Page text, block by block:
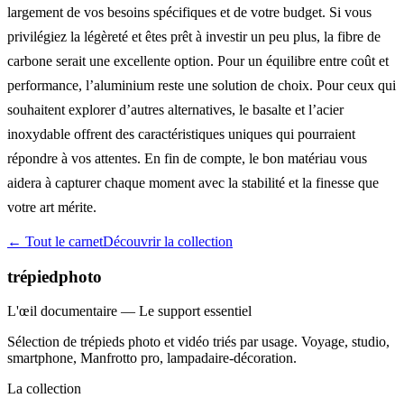
largement de vos besoins spécifiques et de votre budget. Si vous
privilégiez la légèreté et êtes prêt à investir un peu plus, la fibre de
carbone serait une excellente option. Pour un équilibre entre coût et
performance, l’aluminium reste une solution de choix. Pour ceux qui
souhaitent explorer d’autres alternatives, le basalte et l’acier
inoxydable offrent des caractéristiques uniques qui pourraient
répondre à vos attentes. En fin de compte, le bon matériau vous
aidera à capturer chaque moment avec la stabilité et la finesse que
votre art mérite.
← Tout le carnetDécouvrir la collection
trépiedphoto
L'œil documentaire — Le support essentiel
Sélection de trépieds photo et vidéo triés par usage. Voyage, studio,
smartphone, Manfrotto pro, lampadaire-décoration.
La collection